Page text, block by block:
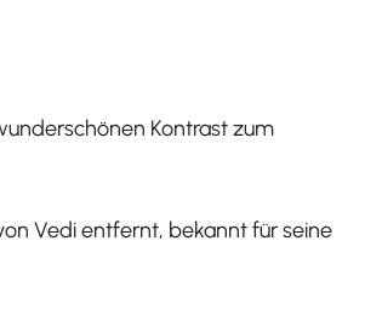
Kontrast zum
Vedi entfernt, bekannt für seine